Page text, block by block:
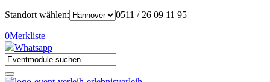
Standort wählen: 0511 / 26 09 11 95
0Merkliste
Whatsapp